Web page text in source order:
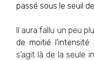
passé sous le seuil
Il aura fallu un peu
de moitié l'intensité
s’agit là de la seule